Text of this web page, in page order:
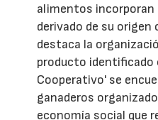
alimentos incorporan
derivado de su
destaca la
producto identificado
Cooperativo' se
ganaderos
economía social que